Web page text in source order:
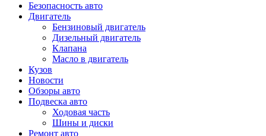
Безопасность авто
Двигатель
Бензиновый двигатель
Дизельный двигатель
Клапана
Масло в двигатель
Кузов
Новости
Обзоры авто
Подвеска авто
Ходовая часть
Шины и диски
Ремонт авто